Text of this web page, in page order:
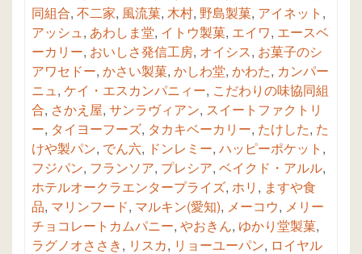
同組合, 不二家, 風流菓, 木村, 野島製菓, アイネット ,
アッシュ, あわしま堂, イトウ製菓, エイワ, エースベ
ーカリー, おいしさ発信工房, オイシス, お菓子のシ
アワセドー, かさい製菓, かしわ堂, かわた, カンパー
ニュ, ケイ・エスカンパニィー, こだわりの味協同組
合, さかえ屋, サンラヴィアン, スイートファクトリ
ー, タイヨーフーズ, タカキベーカリー, たけした, た
けや製パン, でん六, ドンレミー, ハッピーポケット ,
フジパン, フランソア, プレシア, ベイクド・アルル,
ホテルオークラエンタープライズ, ホリ , ますや食
品, マリンフード, マルキン(愛知), メーコウ, メリー
チョコレートカムパニー, やおきん, ゆかり堂製菓,
ラグノオささき, リスカ, リョーユーパン, ロイヤル